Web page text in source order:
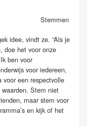
Stemmen
idee, vindt ze. “Als je
doe het voor onze
ben voor
voor iedereen,
een respectvolle
Stem niet
maar stem voor
en kijk of het